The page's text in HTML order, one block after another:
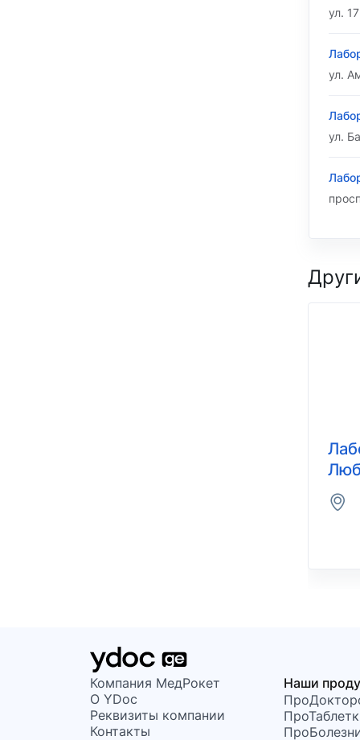
ул.
ул.
ул.
Компания МедРокет
О YDoc
Реквизиты компании
Контакты
Наши